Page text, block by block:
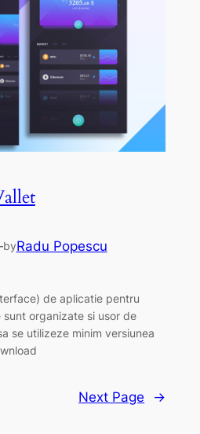
byRadu Popescu
de aplicatie pentru
sunt organizate si usor de
se utilizeze minim versiunea
Next Page →